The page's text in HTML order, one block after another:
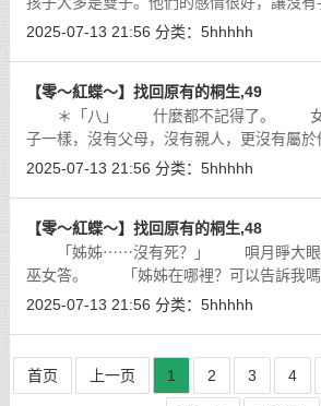
细]
2025-07-13 21:56 分类： 5hhhhh
【零～紅蝶～】找回原有的桐生,49
＊「八」 什麼都不記得了。 女孩
子一樣，沒有父母，沒有親人，更沒有屬
到一對夫婦對女孩與孩子們說：「回家吧。
2025-07-13 21:56 分类： 5hhhhh
【零～紅蝶～】找回原有的桐生,48
「姊姊⋯⋯沒有死？」 唄月睜大眼
巫女答。 「姊姊在哪裡？可以告訴我嗎
细]
2025-07-13 21:56 分类： 5hhhhh
首页 上一页 1 2 3 4